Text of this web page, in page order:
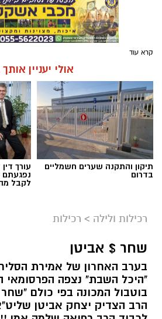
קרא עוד
אולי יעניין
תיקון והתקנה שערים חשמליים
בדרום
עורך
נפגעתם
לקבל
רכילות ולילה > רכילות
שחר $ אביטן
בערב האחרון של אמירת
"היכל השבת" נצפה הפרסומאי
בוטבול המכונה בפי כולם
הרב הצדיק יצחק אביטן